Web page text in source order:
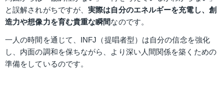
と誤解されがちですが、実際は自分のエネルギーを充電し、創
造力や想像力を育む貴重な瞬間なのです。
一人の時間を通じて、INFJ（提唱者型）は自分の信念を強化
し、内面の調和を保ちながら、より深い人間関係を築くための
準備をしているのです。